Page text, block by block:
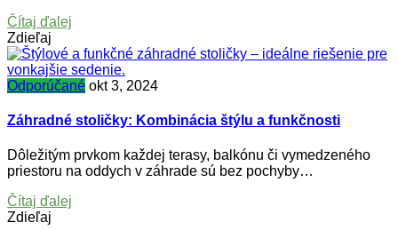
Čítaj ďalej
Zdieľaj
Odporúčané okt 3, 2024
Záhradné stoličky: Kombinácia štýlu a funkčnosti
Dôležitým prvkom každej terasy, balkónu či vymedzeného
priestoru na oddych v záhrade sú bez pochyby…
Čítaj ďalej
Zdieľaj